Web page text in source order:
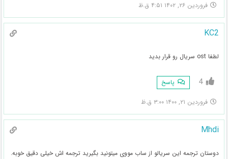
فروردین ۲۶, ۱۴۰۲ ۴:۵۱ ق.ظ
KC2
لطفا ost سریال رو قرار بدید
4 پاسخ
فروردین ۲۱, ۱۴۰۰ ۳:۰۰ ق.ظ
Mhdi
دوستان ترجمه این سریالو از ساب مووی میتونید بگیرید ترجمه اش خیلی دقیق خوبه.